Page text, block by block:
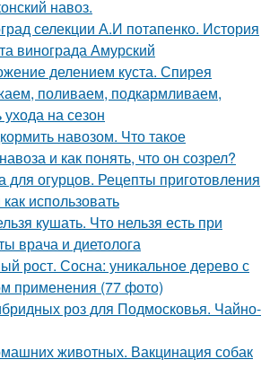
навоз.
селекции А.И потапенко. История
винограда Амурский
делением куста. Спирея
поливаем, подкармливаем,
на сезон
навозом. Что такое
и как понять, что он созрел?
для огурцов. Рецепты приготовления
использовать
кушать. Что нельзя есть при
врача и диетолога
рост. Сосна: уникальное дерево с
применения (77 фото)
роз для Подмосковья. Чайно-
животных. Вакцинация собак